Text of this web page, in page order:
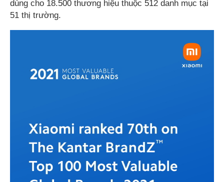
dùng cho 18.500 thương hiệu thuộc 512 danh mục tại
51 thị trường.